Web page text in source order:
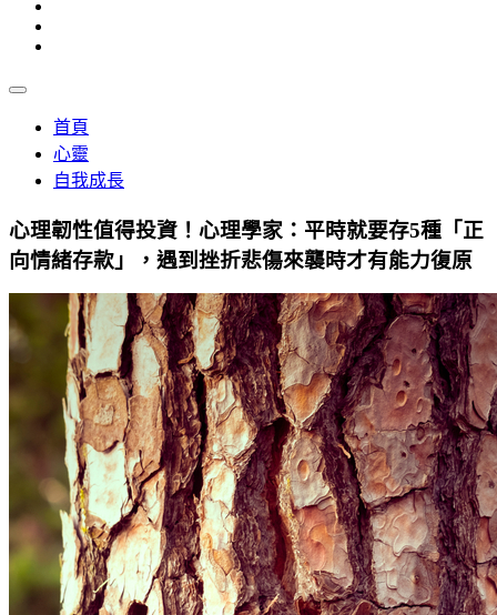
首頁
心靈
自我成長
心理韌性值得投資！心理學家：平時就要存5種「正
向情緒存款」，遇到挫折悲傷來襲時才有能力復原